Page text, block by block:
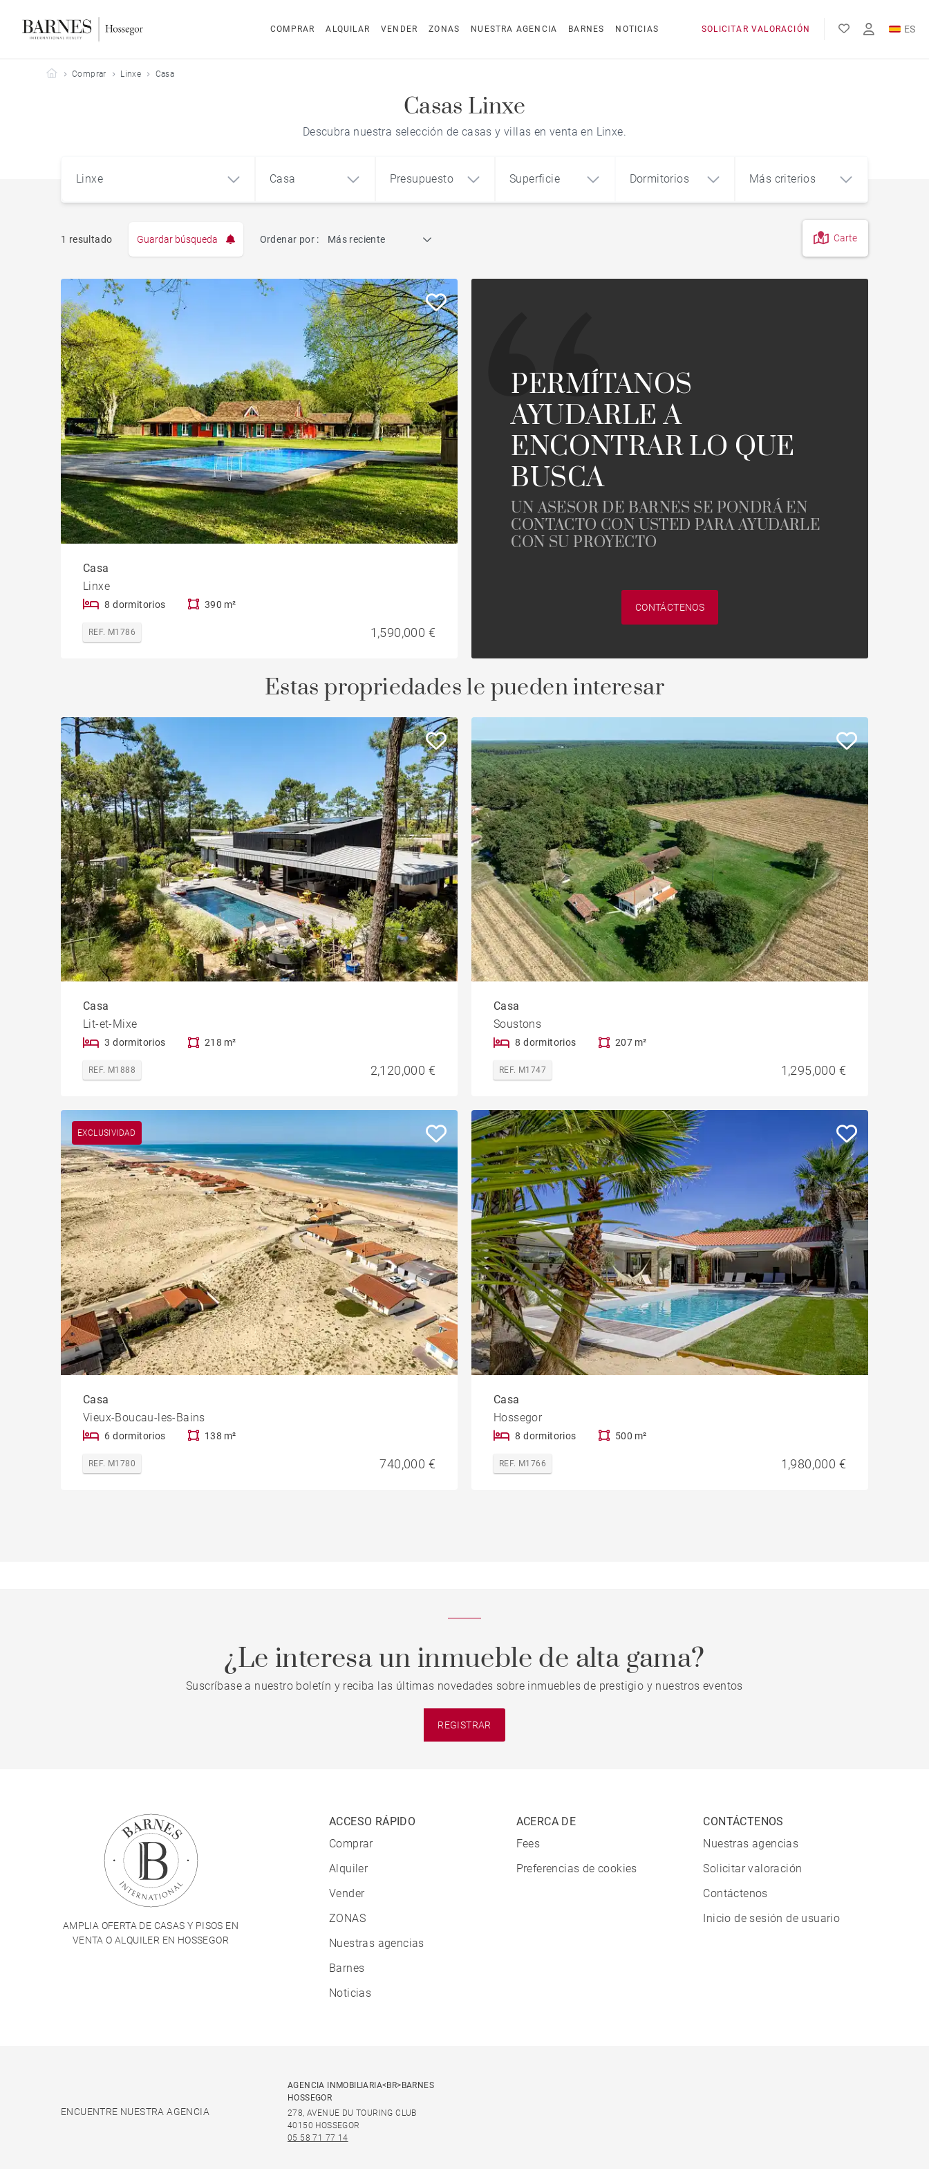
COMPRAR ALQUILAR VENDER ZONAS NUESTRA AGENCIA BARNES NOTICIAS SOLICITAR VALORACIÓN ES
EN
Barnes Hossegor
Comprar Linxe Casa
Casas Linxe
Descubra nuestra selección de casas y villas en venta en Linxe.
Linxe
Linxe (40260)
Casa
Piso Casa Terreno
Castillo Propiedad
Presupuesto Superficie Dormitorios Más criterios
Casa de arquitecto En el campo
1 resultado Guardar búsqueda Ordenar por : Más reciente Carte
Casa
Linxe
8 dormitorios 390 m²
REF. M1786 1,590,000 €
PERMÍTANOS
AYUDARLE A
ENCONTRAR LO QUE
BUSCA
UN ASESOR DE BARNES SE PONDRÁ EN
CONTACTO CON USTED PARA AYUDARLE
CON SU PROYECTO
CONTÁCTENOS
Estas propriedades le pueden interesar
Casa
Lit-et-Mixe
3 dormitorios 218 m²
REF. M1888 2,120,000 €
Casa
Soustons
8 dormitorios 207 m²
REF. M1747 1,295,000 €
EXCLUSIVIDAD
Casa
Vieux-Boucau-les-Bains
6 dormitorios 138 m²
REF. M1780 740,000 €
Casa
Hossegor
8 dormitorios 500 m²
REF. M1766 1,980,000 €
¿Le interesa un inmueble de alta gama?
Suscríbase a nuestro boletín y reciba las últimas novedades sobre inmuebles de prestigio y nuestros eventos
REGISTRAR
AMPLIA OFERTA DE CASAS Y PISOS EN
VENTA O ALQUILER EN HOSSEGOR
ACCESO RÁPIDO
Comprar
Alquiler
Vender
ZONAS
Nuestras agencias
Barnes
Noticias
ACERCA DE
Fees
Preferencias de cookies
CONTÁCTENOS
Nuestras agencias
Solicitar valoración
Contáctenos
Inicio de sesión de usuario
ENCUENTRE NUESTRA AGENCIA
AGENCIA INMOBILIARIA<BR>BARNES
HOSSEGOR
278, AVENUE DU TOURING CLUB
40150 HOSSEGOR
05 58 71 77 14